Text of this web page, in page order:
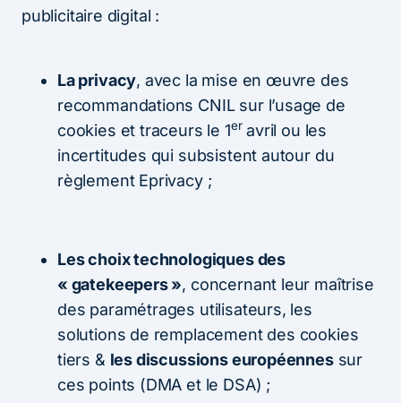
publicitaire digital :
La privacy, avec la mise en œuvre des
recommandations CNIL sur l’usage de
cookies et traceurs le 1eravril ou les
incertitudes qui subsistent autour du
règlement Eprivacy ;
Les choix technologiques des
« gatekeepers », concernant leur maîtrise
des paramétrages utilisateurs, les
solutions de remplacement des cookies
tiers & les discussions européennessur
ces points (DMA et le DSA) ;